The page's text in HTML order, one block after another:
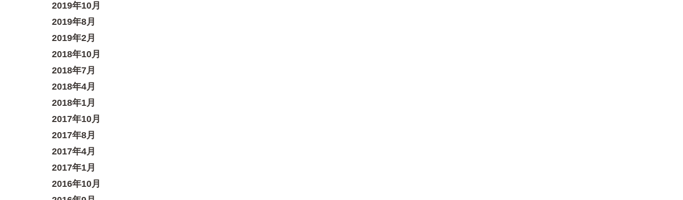
2019年10月
2019年8月
2019年2月
2018年10月
2018年7月
2018年4月
2018年1月
2017年10月
2017年8月
2017年4月
2017年1月
2016年10月